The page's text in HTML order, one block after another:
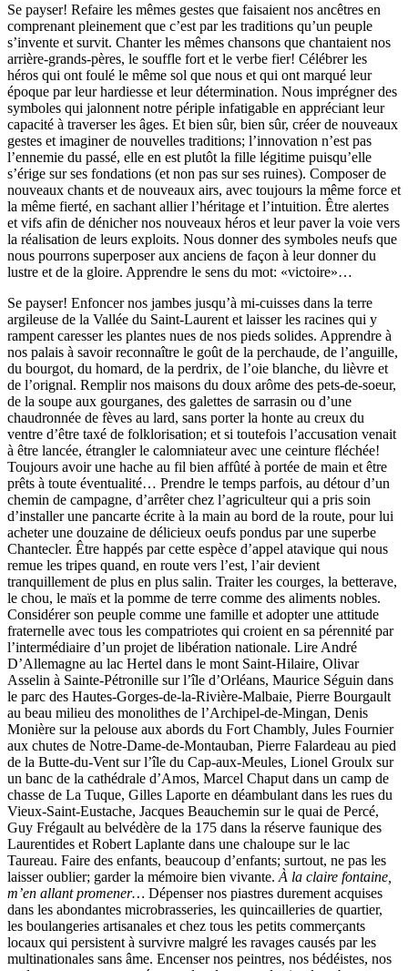
Se payser! Refaire les mêmes gestes que faisaient nos ancêtres en
comprenant pleinement que c’est par les traditions qu’un peuple
s’invente et survit. Chanter les mêmes chansons que chantaient nos
arrière-grands-pères, le souffle fort et le verbe fier! Célébrer les
héros qui ont foulé le même sol que nous et qui ont marqué leur
époque par leur hardiesse et leur détermination. Nous imprégner des
symboles qui jalonnent notre périple infatigable en appréciant leur
capacité à traverser les âges. Et bien sûr, bien sûr, créer de nouveaux
gestes et imaginer de nouvelles traditions; l’innovation n’est pas
l’ennemie du passé, elle en est plutôt la fille légitime puisqu’elle
s’érige sur ses fondations (et non pas sur ses ruines). Composer de
nouveaux chants et de nouveaux airs, avec toujours la même force et
la même fierté, en sachant allier l’héritage et l’intuition. Être alertes
et vifs afin de dénicher nos nouveaux héros et leur paver la voie vers
la réalisation de leurs exploits. Nous donner des symboles neufs que
nous pourrons superposer aux anciens de façon à leur donner du
lustre et de la gloire. Apprendre le sens du mot: «victoire»…
Se payser! Enfoncer nos jambes jusqu’à mi-cuisses dans la terre
argileuse de la Vallée du Saint-Laurent et laisser les racines qui y
rampent caresser les plantes nues de nos pieds solides. Apprendre à
nos palais à savoir reconnaître le goût de la perchaude, de l’anguille,
du bourgot, du homard, de la perdrix, de l’oie blanche, du lièvre et
de l’orignal. Remplir nos maisons du doux arôme des pets-de-soeur,
de la soupe aux gourganes, des galettes de sarrasin ou d’une
chaudronnée de fèves au lard, sans porter la honte au creux du
ventre d’être taxé de folklorisation; et si toutefois l’accusation venait
à être lancée, étrangler le calomniateur avec une ceinture fléchée!
Toujours avoir une hache au fil bien affûté à portée de main et être
prêts à toute éventualité… Prendre le temps parfois, au détour d’un
chemin de campagne, d’arrêter chez l’agriculteur qui a pris soin
d’installer une pancarte écrite à la main au bord de la route, pour lui
acheter une douzaine de délicieux oeufs pondus par une superbe
Chantecler. Être happés par cette espèce d’appel atavique qui nous
remue les tripes quand, en route vers l’est, l’air devient
tranquillement de plus en plus salin. Traiter les courges, la betterave,
le chou, le maïs et la pomme de terre comme des aliments nobles.
Considérer son peuple comme une famille et adopter une attitude
fraternelle avec tous les compatriotes qui croient en sa pérennité par
l’intermédiaire d’un projet de libération nationale. Lire André
D’Allemagne au lac Hertel dans le mont Saint-Hilaire, Olivar
Asselin à Sainte-Pétronille sur l’île d’Orléans, Maurice Séguin dans
le parc des Hautes-Gorges-de-la-Rivière-Malbaie, Pierre Bourgault
au beau milieu des monolithes de l’Archipel-de-Mingan, Denis
Monière sur la pelouse aux abords du Fort Chambly, Jules Fournier
aux chutes de Notre-Dame-de-Montauban, Pierre Falardeau au pied
de la Butte-du-Vent sur l’île du Cap-aux-Meules, Lionel Groulx sur
un banc de la cathédrale d’Amos, Marcel Chaput dans un camp de
chasse de La Tuque, Gilles Laporte en déambulant dans les rues du
Vieux-Saint-Eustache, Jacques Beauchemin sur le quai de Percé,
Guy Frégault au belvédère de la 175 dans la réserve faunique des
Laurentides et Robert Laplante dans une chaloupe sur le lac
Taureau. Faire des enfants, beaucoup d’enfants; surtout, ne pas les
laisser oublier; garder la mémoire bien vivante. À la claire fontaine,
m’en allant promener… Dépenser nos piastres durement acquises
dans les abondantes microbrasseries, les quincailleries de quartier,
les boulangeries artisanales et chez tous les petits commerçants
locaux qui persistent à survivre malgré les ravages causés par les
multinationales sans âme. Encenser nos peintres, nos bédéistes, nos